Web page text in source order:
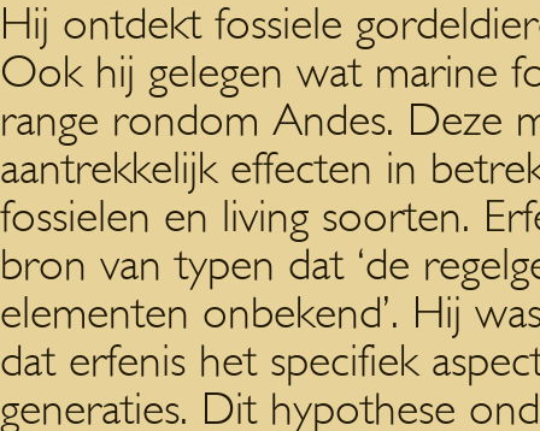
Hij ontdekt fossiele
Ook hij gelegen wat marine
range rondom Andes. Deze
aantrekkelijk effecten in
fossielen en living soorten.
bron van typen dat ‘de
elementen onbekend’. Hij
dat erfenis het specifiek
generaties. Dit hypothese